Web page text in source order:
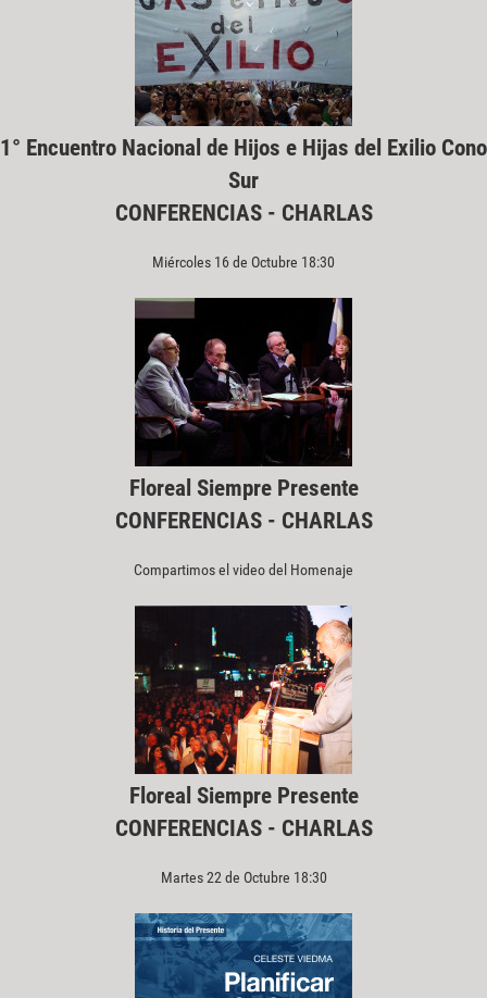
1° Encuentro Nacional de Hijos e Hijas del Exilio Cono
Sur
CONFERENCIAS - CHARLAS
Miércoles 16 de Octubre 18:30
Floreal Siempre Presente
CONFERENCIAS - CHARLAS
Compartimos el video del Homenaje
Floreal Siempre Presente
CONFERENCIAS - CHARLAS
Martes 22 de Octubre 18:30